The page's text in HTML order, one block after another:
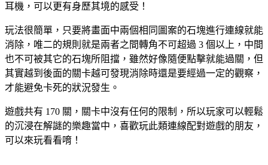
耳機，可以更有身歷其境的感受！
玩法很簡單，只要將畫面中兩個相同圖案的石塊進行連線就能
消除，唯二的規則就是兩者之間轉角不可超過 3 個以上，中間
也不可被其它的石塊所阻擋，雖然好像隨便點擊就能過關，但
其實越到後面的關卡越可發現消除時還是要經過一定的觀察，
才能避免卡死的狀況發生。
遊戲共有 170 關，關卡中沒有任何的限制，所以玩家可以輕鬆
的沉浸在解謎的樂趣當中，喜歡玩此類連線配對遊戲的朋友，
可以來玩看看唷！